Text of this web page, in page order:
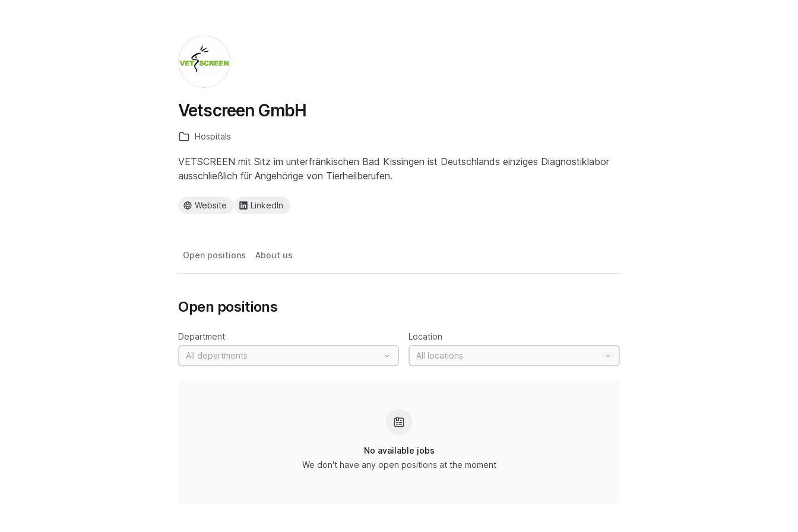
Vetscreen GmbH
Hospitals
VETSCREEN mit Sitz im unterfränkischen Bad Kissingen ist Deutschlands einziges Diagnostiklabor
ausschließlich für Angehörige von Tierheilberufen.
Website LinkedIn
Open positions About us
Open positions
Department
All departments
Location
All locations
No available jobs
We don't have any open positions at the moment